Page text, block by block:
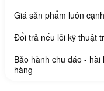
Giá sản phẩm luôn
Đổi trả nếu lỗi kỹ thuật
Bảo hành chu đáo - hài
hàng